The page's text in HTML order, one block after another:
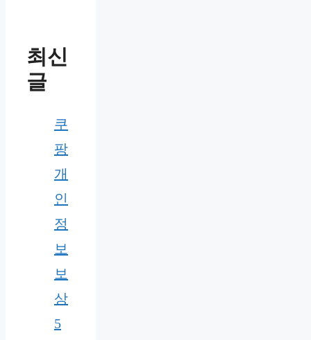
최신
글
쿠
팡
개
인
정
보
보
상
5